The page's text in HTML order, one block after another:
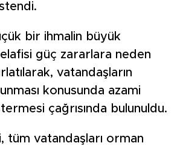
bir ihmalin büyük
güç zararlara neden
vatandaşların
konusunda azami
çağrısında bulunuldu.
tüm vatandaşları orman